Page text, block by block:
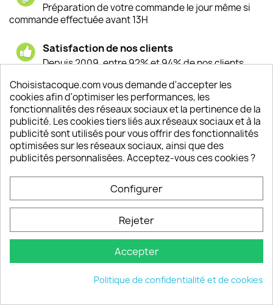
Préparation de votre commande le jour même si
commande effectuée avant 13H
Satisfaction de nos clients
Depuis 2009, entre 92% et 94% de nos clients
Un SAV à votre écoute
Notre SAV est disponible 6/7J de 10h à 18H
INFORMATIONS 
VOTRE COMPTE 
INFORMATIONS keyboard_arrow_down
© 2026 - choisistacoque.com
Choisistacoque.com vous demande d'accepter les
cookies afin d'optimiser les performances, les
fonctionnalités des réseaux sociaux et la pertinence de la
publicité. Les cookies tiers liés aux réseaux sociaux et à la
publicité sont utilisés pour vous offrir des fonctionnalités
optimisées sur les réseaux sociaux, ainsi que des
publicités personnalisées. Acceptez-vous ces cookies ?
Configurer
Rejeter
Accepter
Politique de confidentialité et de cookies